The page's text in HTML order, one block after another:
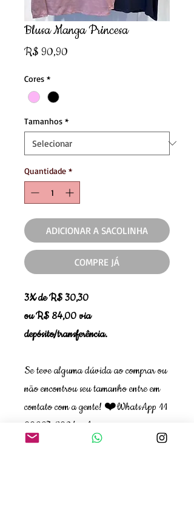
Blusa Manga Princesa
R$ 90,90
Cores *
Tamanhos *
Quantidade *
ADICIONAR A SACOLINHA
COMPRE JÁ
3X de R$ 30,30
ou R$ 84,00 via
depósito/transferência.
Se teve alguma dúvida ao comprar ou
não encontrou seu tamanho entre em
contato com a gente! ❤️WhatsApp 11
99663-8924 - Ana